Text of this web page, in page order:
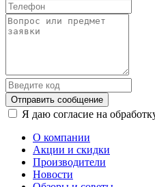
Отправить сообщение
Я даю согласие на
О компании
Акции и скидки
Производители
Новости